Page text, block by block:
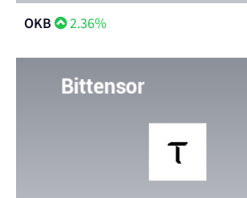
OKB 2.36%